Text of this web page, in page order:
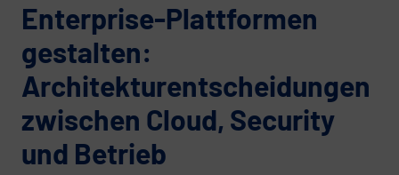
Enterprise-Plattformen
gestalten:
Architekturentscheidungen
zwischen Cloud, Security
und Betrieb